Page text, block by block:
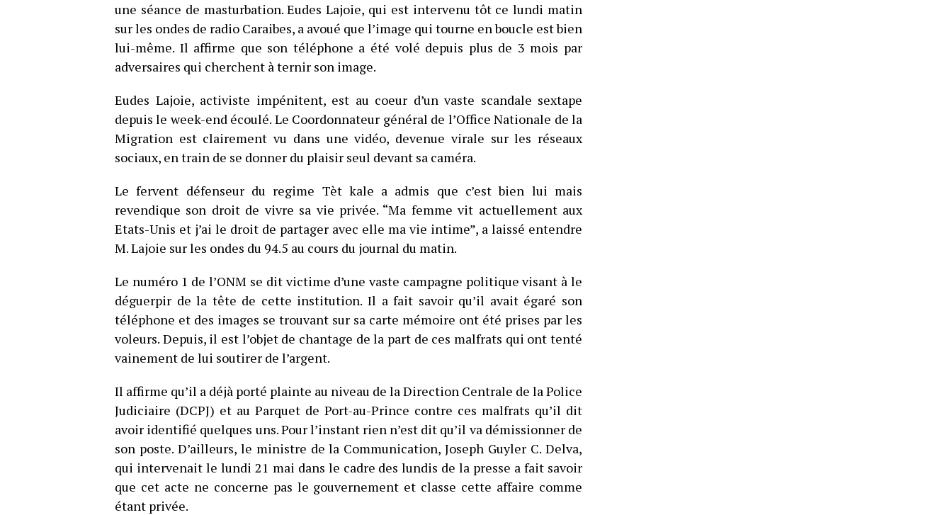
une séance de masturbation. Eudes Lajoie, qui est intervenu tôt ce lundi matin
sur les ondes de radio Caraibes, a avoué que l’image qui tourne en boucle est bien
lui-même. Il affirme que son téléphone a été volé depuis plus de 3 mois par
adversaires qui cherchent à ternir son image.
Eudes Lajoie, activiste impénitent, est au coeur d’un vaste scandale sextape
depuis le week-end écoulé. Le Coordonnateur général de l’Office Nationale de la
Migration est clairement vu dans une vidéo, devenue virale sur les réseaux
sociaux, en train de se donner du plaisir seul devant sa caméra.
Le fervent défenseur du regime Tèt kale a admis que c’est bien lui mais
revendique son droit de vivre sa vie privée. “Ma femme vit actuellement aux
Etats-Unis et j’ai le droit de partager avec elle ma vie intime”, a laissé entendre
M. Lajoie sur les ondes du 94.5 au cours du journal du matin.
Le numéro 1 de l’ONM se dit victime d’une vaste campagne politique visant à le
déguerpir de la tête de cette institution. Il a fait savoir qu’il avait égaré son
téléphone et des images se trouvant sur sa carte mémoire ont été prises par les
voleurs. Depuis, il est l’objet de chantage de la part de ces malfrats qui ont tenté
vainement de lui soutirer de l’argent.
Il affirme qu’il a déjà porté plainte au niveau de la Direction Centrale de la Police
Judiciaire (DCPJ) et au Parquet de Port-au-Prince contre ces malfrats qu’il dit
avoir identifié quelques uns. Pour l’instant rien n’est dit qu’il va démissionner de
son poste. D’ailleurs, le ministre de la Communication, Joseph Guyler C. Delva,
qui intervenait le lundi 21 mai dans le cadre des lundis de la presse a fait savoir
que cet acte ne concerne pas le gouvernement et classe cette affaire comme
étant privée.